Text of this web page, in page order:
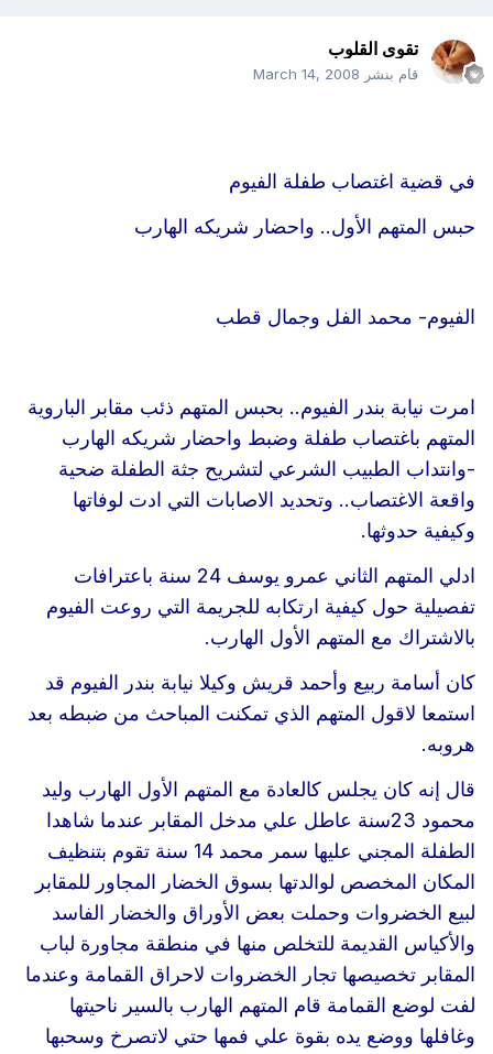
تقوى القلوب
قام بنشر March 14, 2008
في قضية اغتصاب طفلة الفيوم
حبس المتهم الأول.. واحضار شريكه الهارب
الفيوم- محمد الفل وجمال قطب
امرت نيابة بندر الفيوم.. بحبس المتهم ذئب مقابر الباروية
المتهم باغتصاب طفلة وضبط واحضار شريكه الهارب
-وانتداب الطبيب الشرعي لتشريح جثة الطفلة ضحية
واقعة الاغتصاب.. وتحديد الاصابات التي ادت لوفاتها
وكيفية حدوثها.
ادلي المتهم الثاني عمرو يوسف 24 سنة باعترافات
تفصيلية حول كيفية ارتكابه للجريمة التي روعت الفيوم
بالاشتراك مع المتهم الأول الهارب.
كان أسامة ربيع وأحمد قريش وكيلا نيابة بندر الفيوم قد
استمعا لاقول المتهم الذي تمكنت المباحث من ضبطه بعد
هروبه.
قال إنه كان يجلس كالعادة مع المتهم الأول الهارب وليد
محمود 23سنة عاطل علي مدخل المقابر عندما شاهدا
الطفلة المجني عليها سمر محمد 14 سنة تقوم بتنظيف
المكان المخصص لوالدتها بسوق الخضار المجاور للمقابر
لبيع الخضروات وحملت بعض الأوراق والخضار الفاسد
والأكياس القديمة للتخلص منها في منطقة مجاورة لباب
المقابر تخصيصها تجار الخضروات لاحراق القمامة وعندما
لفت لوضع القمامة قام المتهم الهارب بالسير ناحيتها
وغافلها ووضع يده بقوة علي فمها حتي لاتصرخ وسحبها